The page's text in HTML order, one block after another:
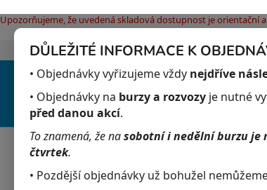
DŮLEŽITÉ INFORMACE K
• Objednávky vyřizujeme vždy nejdříve
• Objednávky na burzy a rozvozy je nutné
před danou akcí.
To znamená, že nasobotní i nedělní burzu je
čtvrtek.
• Pozdější objednávky už bohužel
Upozorňujeme, že uvedená skladová dostupnost je orientační
Přejít
obsah
Jak nakupovat Obchodní podmínky